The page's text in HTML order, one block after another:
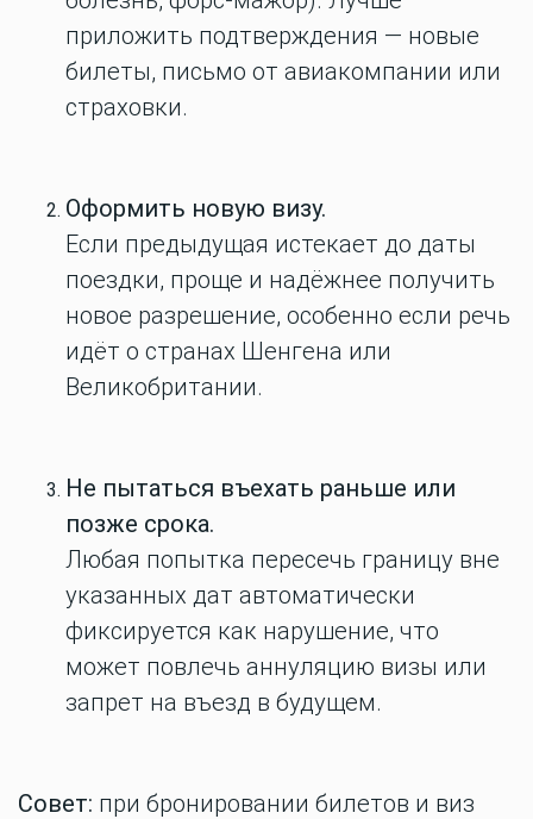
приложить подтверждения — новые
билеты, письмо от авиакомпании или
страховки.
Оформить новую визу.
Если предыдущая истекает до даты
поездки, проще и надёжнее получить
новое разрешение, особенно если речь
идёт о странах Шенгена или
Великобритании.
Не пытаться въехать раньше или
позже срока.
Любая попытка пересечь границу вне
указанных дат автоматически
фиксируется как нарушение, что
может повлечь аннуляцию визы или
запрет на въезд в будущем.
Совет: при бронировании билетов и виз